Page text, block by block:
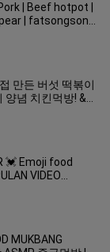
| Beef hotpot |
| fatsongsong
만든 버섯 떡볶이
양념 치킨먹방! &
AND Tteokbokki
💓 Emoji food
VIDEO
💝
MUKBANG